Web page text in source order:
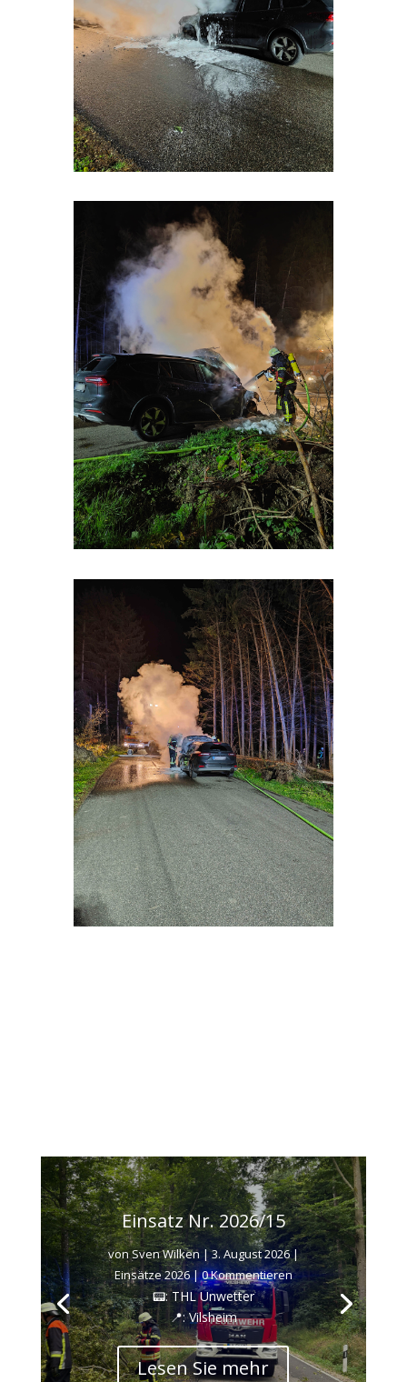
Einsatz Nr. 2026/15
vonSven Wilken|3. August 2026|
Einsätze 2026| 0 Kommentieren
📟: THL Unwetter
📍: Vilsheim
Lesen Sie mehr